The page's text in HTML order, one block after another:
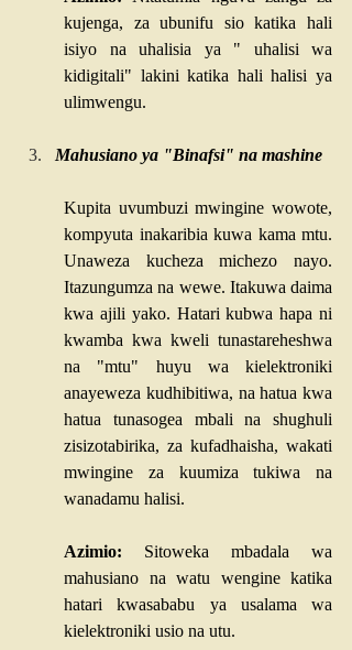
kujenga, za ubunifu sio katika hali
isiyo na uhalisia ya " uhalisi wa
kidigitali" lakini katika hali halisi ya
ulimwengu.
Mahusiano ya "Binafsi" na mashine
Kupita uvumbuzi mwingine wowote,
kompyuta inakaribia kuwa kama mtu.
Unaweza kucheza michezo nayo.
Itazungumza na wewe. Itakuwa daima
kwa ajili yako. Hatari kubwa hapa ni
kwamba kwa kweli tunastareheshwa
na "mtu" huyu wa kielektroniki
anayeweza kudhibitiwa, na hatua kwa
hatua tunasogea mbali na shughuli
zisizotabirika, za kufadhaisha, wakati
mwingine za kuumiza tukiwa na
wanadamu halisi.
Azimio: Sitoweka mbadala wa
mahusiano na watu wengine katika
hatari kwasababu ya usalama wa
kielektroniki usio na utu.